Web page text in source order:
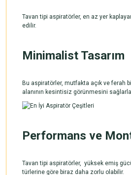
Tavan tipi aspiratörler, en az yer
edilir.
Minimalist Tasarım
Bu aspiratörler, mutfakta açık ve ferah
alanının kesintisiz görünmesini
Performans ve
Tavan tipi aspiratörler, yüksek emiş
türlerine göre biraz daha zorlu olabilir.